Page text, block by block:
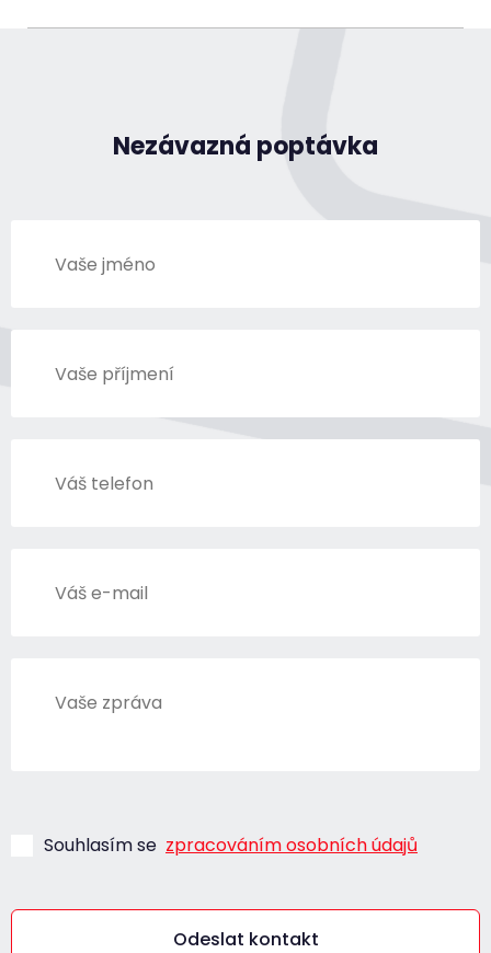
Nezávazná poptávka
Souhlasím se zpracováním osobních údajů
Odeslat kontakt